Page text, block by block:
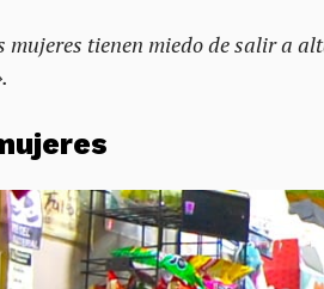
mujeres tienen miedo de salir a